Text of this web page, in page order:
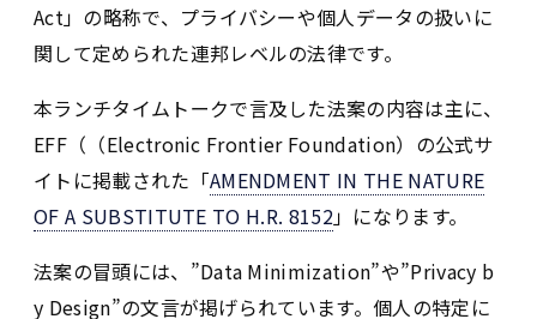
Act」の略称で、プライバシーや個人データの扱いに
関して定められた連邦レベルの法律です。
本ランチタイムトークで言及した法案の内容は主に、
EFF（（Electronic Frontier Foundation）の公式サ
イトに掲載された「AMENDMENT IN THE NATURE
OF A SUBSTITUTE TO H.R. 8152」になります。
法案の冒頭には、”Data Minimization”や”Privacy b
y Design”の文言が掲げられています。個人の特定に